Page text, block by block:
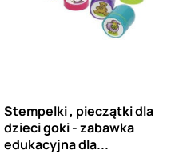
Stempelki , pieczątki dla
dzieci goki - zabawka
edukacyjna dla...